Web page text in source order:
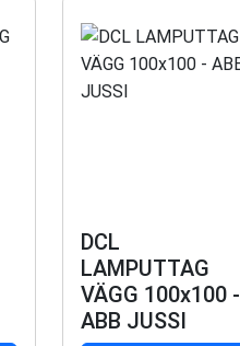
DCL
LAMPUTTAG
VÄGG 100x100 -
ABB JUSSI